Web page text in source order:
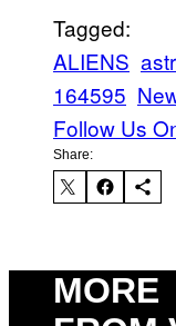
Tagged:
ALIENS
164595
Follow Us
Share:
MORE